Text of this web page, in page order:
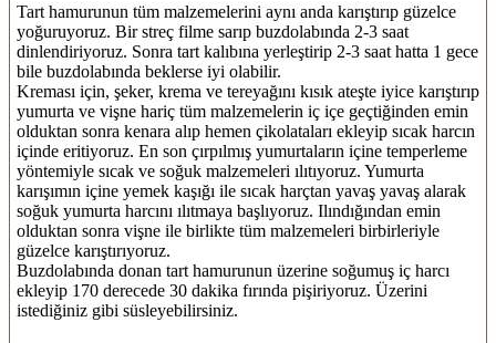
Tart hamurunun tüm malzemelerini aynı anda karıştırıp güzelce
yoğuruyoruz. Bir streç filme sarıp buzdolabında 2-3 saat
dinlendiriyoruz. Sonra tart kalıbına yerleştirip 2-3 saat hatta 1 gece
bile buzdolabında beklerse iyi olabilir.
Kreması için, şeker, krema ve tereyağını kısık ateşte iyice karıştırıp
yumurta ve vişne hariç tüm malzemelerin iç içe geçtiğinden emin
olduktan sonra kenara alıp hemen çikolataları ekleyip sıcak harcın
içinde eritiyoruz. En son çırpılmış yumurtaların içine temperleme
yöntemiyle sıcak ve soğuk malzemeleri ılıtıyoruz. Yumurta
karışımın içine yemek kaşığı ile sıcak harçtan yavaş yavaş alarak
soğuk yumurta harcını ılıtmaya başlıyoruz. Ilındığından emin
olduktan sonra vişne ile birlikte tüm malzemeleri birbirleriyle
güzelce karıştırıyoruz.
Buzdolabında donan tart hamurunun üzerine soğumuş iç harcı
ekleyip 170 derecede 30 dakika fırında pişiriyoruz. Üzerini
istediğiniz gibi süsleyebilirsiniz.